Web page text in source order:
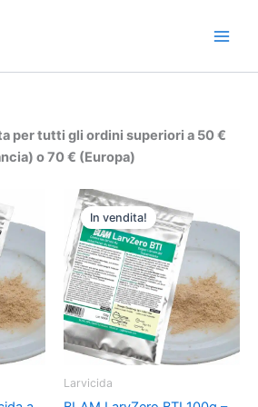
per tutti gli ordini superiori a 50 €
o 70 € (Europa)
In vendita!
Larvicida